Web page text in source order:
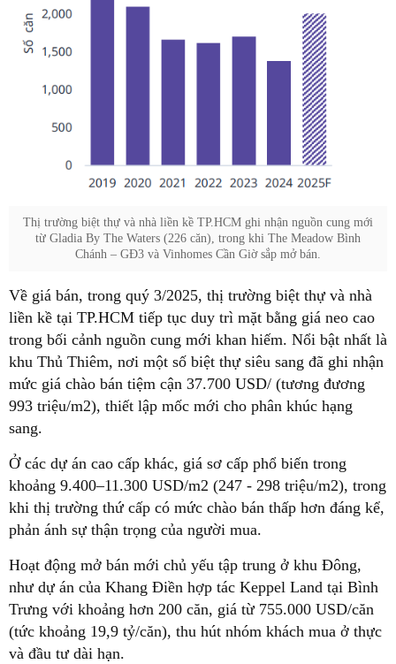
Thị trường biệt thự và nhà liền kề TP.HCM ghi nhận nguồn cung mới
từ Gladia By The Waters (226 căn), trong khi The Meadow Bình
Chánh – GĐ3 và Vinhomes Cần Giờ sắp mở bán.
Về giá bán, trong quý 3/2025, thị trường biệt thự và nhà
liền kề tại TP.HCM tiếp tục duy trì mặt bằng giá neo cao
trong bối cảnh nguồn cung mới khan hiếm. Nổi bật nhất là
khu Thủ Thiêm, nơi một số biệt thự siêu sang đã ghi nhận
mức giá chào bán tiệm cận 37.700 USD/ (tương đương
993 triệu/m2), thiết lập mốc mới cho phân khúc hạng
sang.
Ở các dự án cao cấp khác, giá sơ cấp phổ biến trong
khoảng 9.400–11.300 USD/m2 (247 - 298 triệu/m2), trong
khi thị trường thứ cấp có mức chào bán thấp hơn đáng kể,
phản ánh sự thận trọng của người mua.
Hoạt động mở bán mới chủ yếu tập trung ở khu Đông,
như dự án của Khang Điền hợp tác Keppel Land tại Bình
Trưng với khoảng hơn 200 căn, giá từ 755.000 USD/căn
(tức khoảng 19,9 tỷ/căn), thu hút nhóm khách mua ở thực
và đầu tư dài hạn.